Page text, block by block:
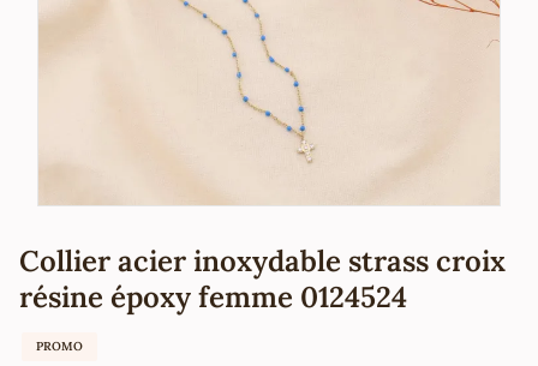
Collier acier inoxydable strass croix
résine époxy femme 0124524
PROMO